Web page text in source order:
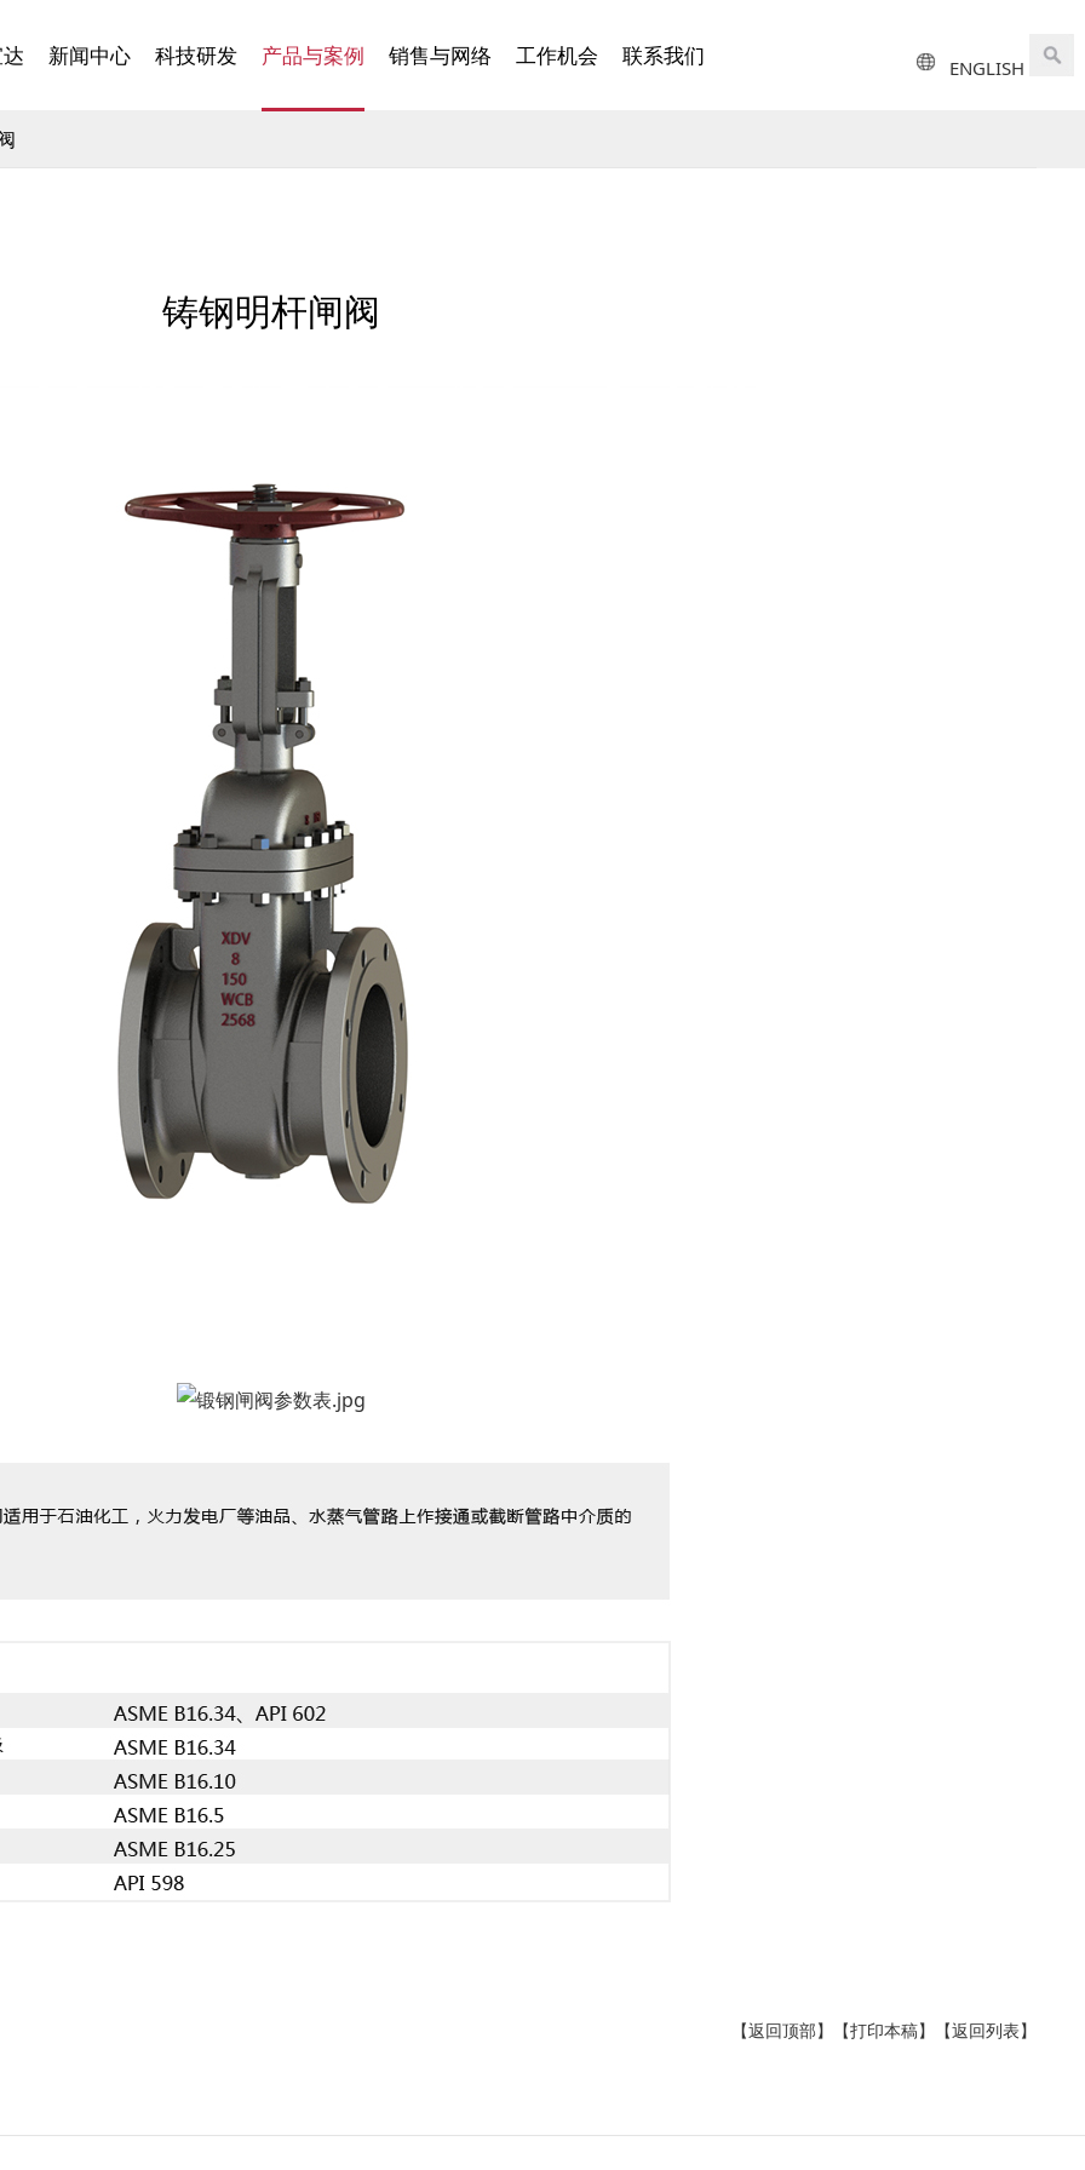
新闻中心 科技研发 产品与案例 销售与网络 工作机会 联系我们 ENGLISH
铸钢明杆闸阀
【返回顶部】 【打印本稿】 【返回列表】